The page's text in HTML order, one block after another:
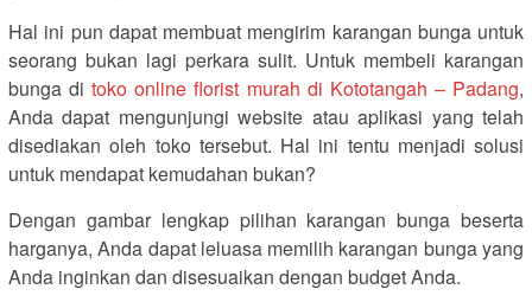
Hal ini pun dapat membuat mengirim karangan bunga untuk
seorang bukan lagi perkara sulit. Untuk membeli karangan
bunga ditoko online florist murah di Kototangah – Padang,
Anda dapat mengunjungi website atau aplikasi yang telah
disediakan oleh toko tersebut. Hal ini tentu menjadi solusi
untuk mendapat kemudahan bukan?
Dengan gambar lengkap pilihan karangan bunga beserta
harganya, Anda dapat leluasa memilih karangan bunga yang
Anda inginkan dan disesuaikan dengan budget Anda.